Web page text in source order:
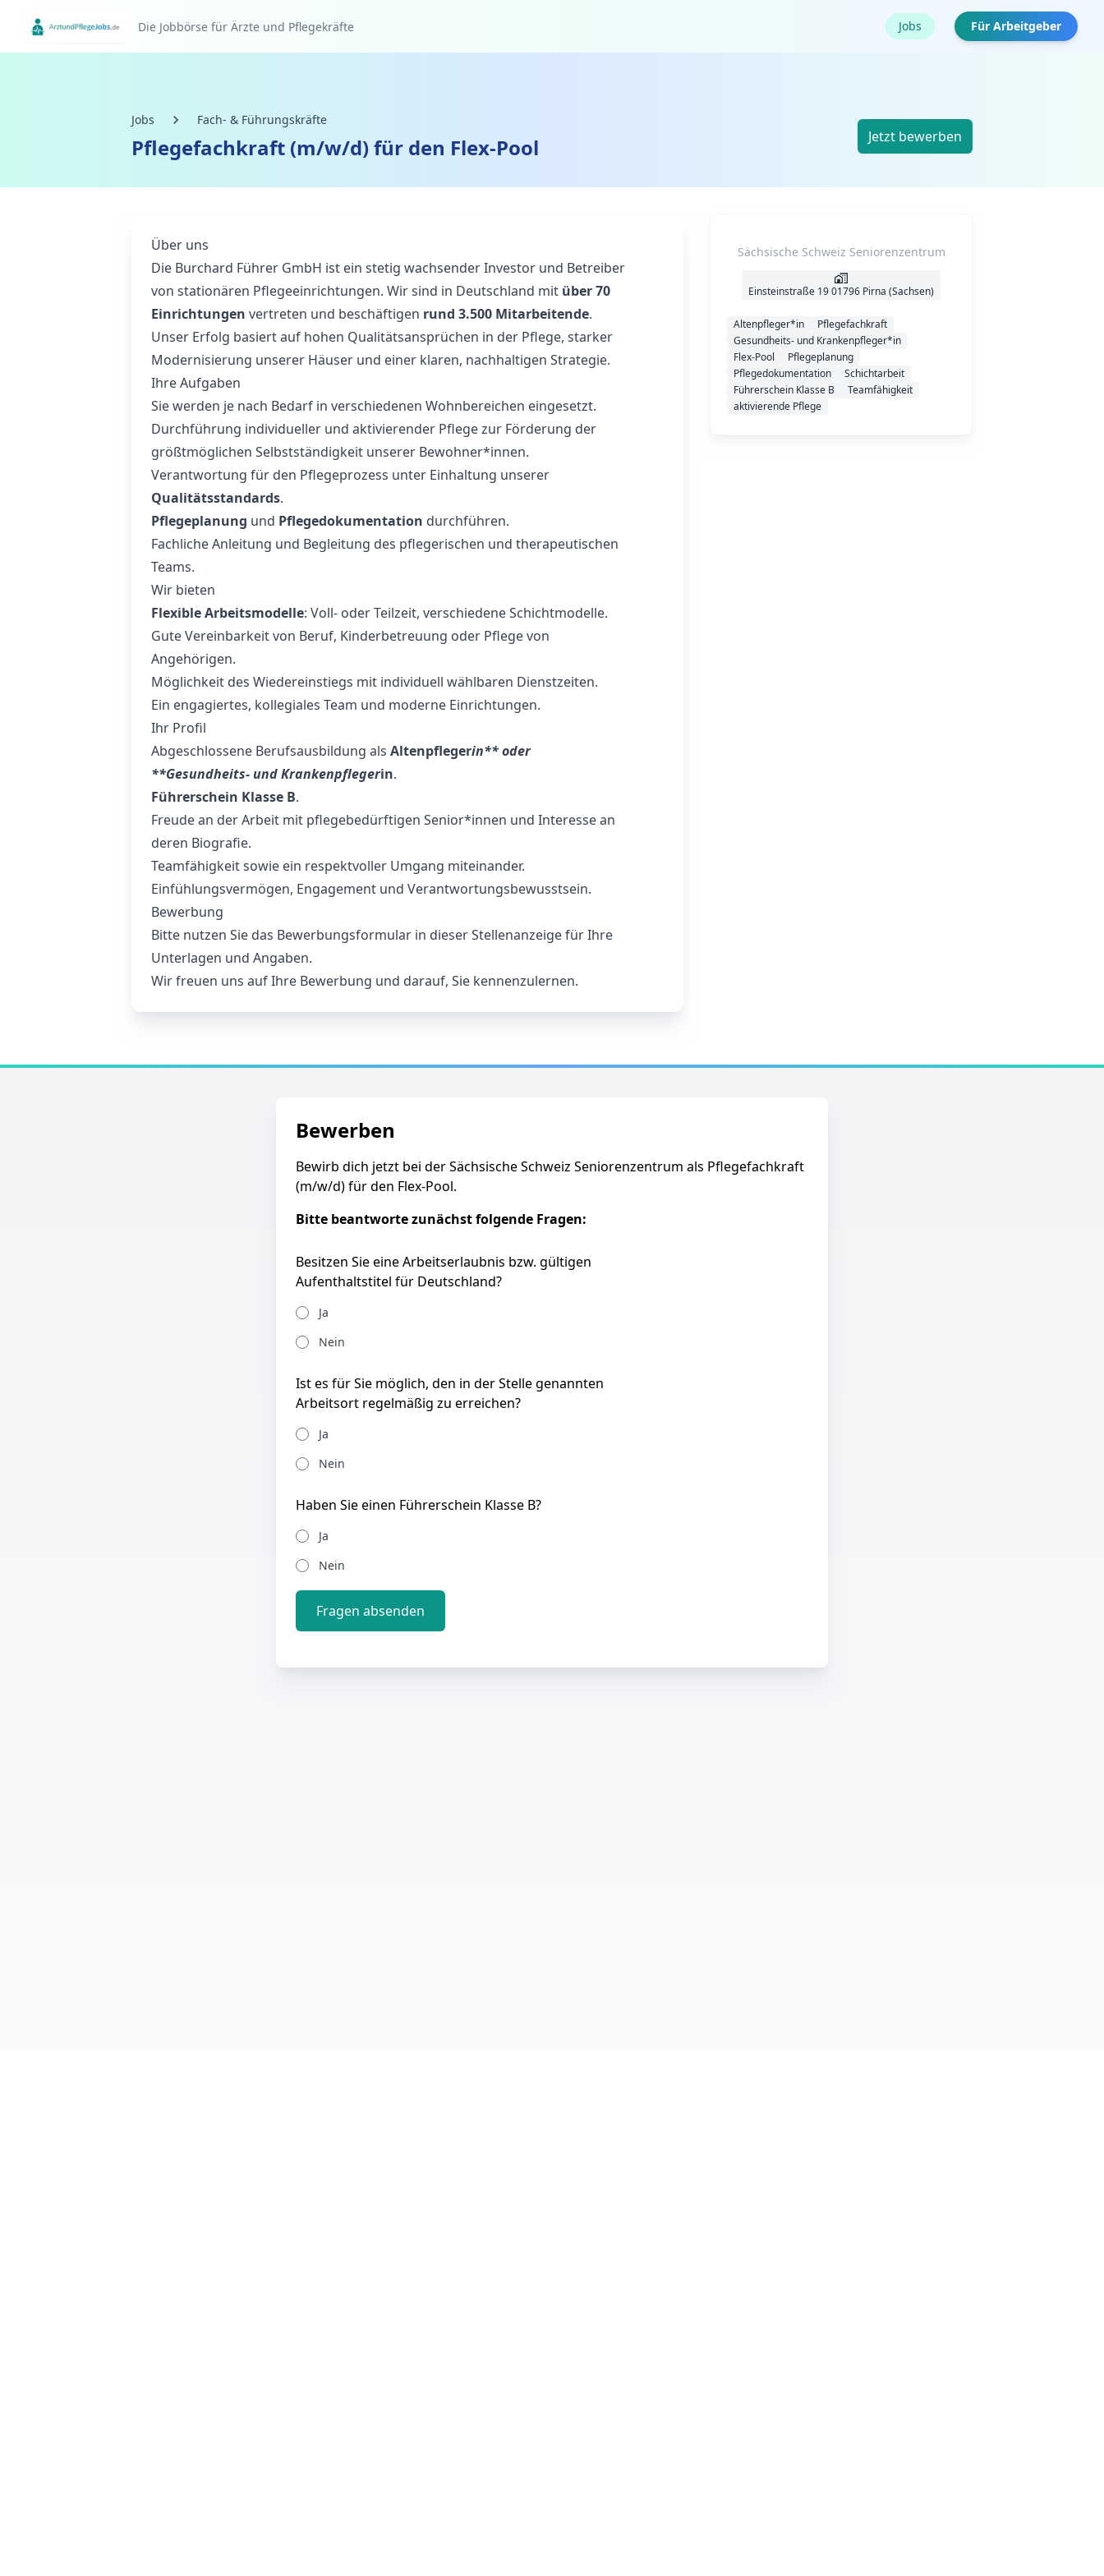
Die Jobbörse für Ärzte und Pflegekräfte Jobs Für Arbeitgeber
Jobs Fach- & Führungskräfte
Pflegefachkraft (m/w/d) für den Flex-Pool Jetzt bewerben
Über uns
Die Burchard Führer GmbH ist ein stetig wachsender Investor und Betreiber
von stationären Pflegeeinrichtungen. Wir sind in Deutschland mit über 70
Einrichtungen vertreten und beschäftigen rund 3.500 Mitarbeitende.
Unser Erfolg basiert auf hohen Qualitätsansprüchen in der Pflege, starker
Modernisierung unserer Häuser und einer klaren, nachhaltigen Strategie.
Ihre Aufgaben
Sie werden je nach Bedarf in verschiedenen Wohnbereichen eingesetzt.
Durchführung individueller und aktivierender Pflege zur Förderung der
größtmöglichen Selbstständigkeit unserer Bewohner*innen.
Verantwortung für den Pflegeprozess unter Einhaltung unserer
Qualitätsstandards.
Pflegeplanung und Pflegedokumentation durchführen.
Fachliche Anleitung und Begleitung des pflegerischen und therapeutischen
Teams.
Wir bieten
Flexible Arbeitsmodelle: Voll- oder Teilzeit, verschiedene Schichtmodelle.
Gute Vereinbarkeit von Beruf, Kinderbetreuung oder Pflege von
Angehörigen.
Möglichkeit des Wiedereinstiegs mit individuell wählbaren Dienstzeiten.
Ein engagiertes, kollegiales Team und moderne Einrichtungen.
Ihr Profil
Abgeschlossene Berufsausbildung als Altenpflegerin** oder
**Gesundheits- und Krankenpflegerin.
Führerschein Klasse B.
Freude an der Arbeit mit pflegebedürftigen Senior*innen und Interesse an
deren Biografie.
Teamfähigkeit sowie ein respektvoller Umgang miteinander.
Einfühlungsvermögen, Engagement und Verantwortungsbewusstsein.
Bewerbung
Bitte nutzen Sie das Bewerbungsformular in dieser Stellenanzeige für Ihre
Unterlagen und Angaben.
Wir freuen uns auf Ihre Bewerbung und darauf, Sie kennenzulernen.
Sächsische Schweiz Seniorenzentrum
Einsteinstraße 19 01796 Pirna (Sachsen)
Altenpfleger*in
Pflegefachkraft
Gesundheits- und Krankenpfleger*in
Flex-Pool
Pflegeplanung
Pflegedokumentation
Schichtarbeit
Führerschein Klasse B
Teamfähigkeit
aktivierende Pflege
Bewerben
Bewirb dich jetzt bei der Sächsische Schweiz Seniorenzentrum als Pflegefachkraft
(m/w/d) für den Flex-Pool.
Bitte beantworte zunächst folgende Fragen:
Besitzen Sie eine Arbeitserlaubnis bzw. gültigen
Aufenthaltstitel für Deutschland?
Ja
Nein
Ist es für Sie möglich, den in der Stelle genannten
Arbeitsort regelmäßig zu erreichen?
Ja
Nein
Haben Sie einen Führerschein Klasse B?
Ja
Nein
Fragen absenden